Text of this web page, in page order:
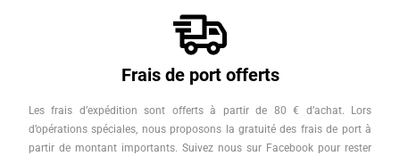
Frais de port offerts
Les frais d’expédition sont offerts à partir de 80 € d’achat. Lors
d’opérations spéciales, nous proposons la gratuité des frais de port à
partir de montant importants. Suivez nous sur Facebook pour rester